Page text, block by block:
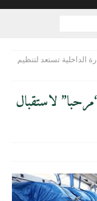
الداخلية تستعد لتنظيم
لاستقبال